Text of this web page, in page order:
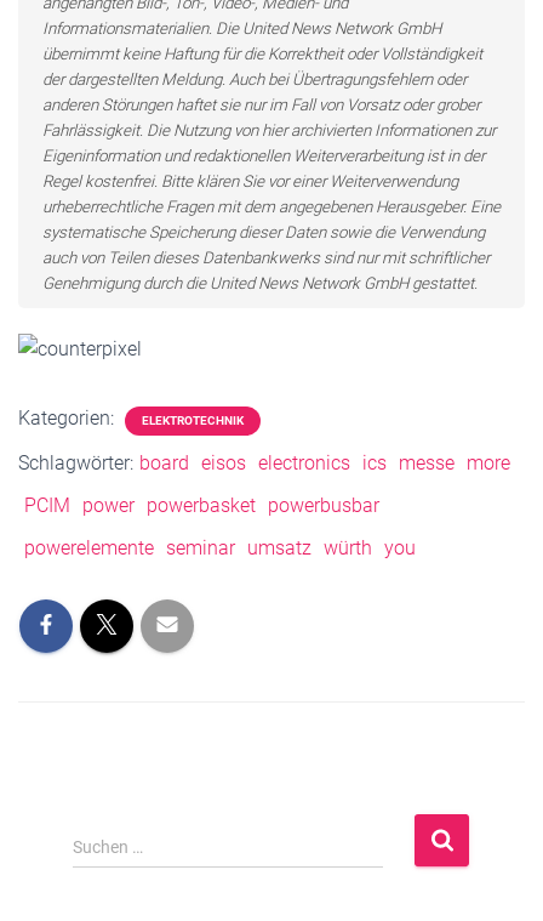
Informationsmaterialien. Die United News Network GmbH
übernimmt keine Haftung für die Korrektheit oder Vollständigkeit
der dargestellten Meldung. Auch bei Übertragungsfehlern oder
anderen Störungen haftet sie nur im Fall von Vorsatz oder grober
Fahrlässigkeit. Die Nutzung von hier archivierten Informationen zur
Eigeninformation und redaktionellen Weiterverarbeitung ist in der
Regel kostenfrei. Bitte klären Sie vor einer Weiterverwendung
urheberrechtliche Fragen mit dem angegebenen Herausgeber. Eine
systematische Speicherung dieser Daten sowie die Verwendung
auch von Teilen dieses Datenbankwerks sind nur mit schriftlicher
Genehmigung durch die United News Network GmbH gestattet.
Kategorien: ELEKTROTECHNIK
Schlagwörter: board eisos electronics ics messe more
PCIM
power powerbasket powerbusbar
powerelemente seminar umsatz würth you
S
u
Suchen …